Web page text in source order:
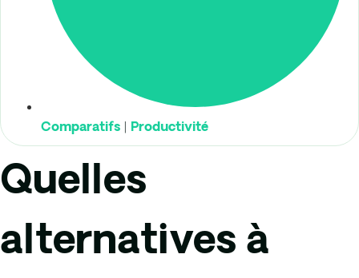
Comparatifs Productivité
Quelles
alternatives à